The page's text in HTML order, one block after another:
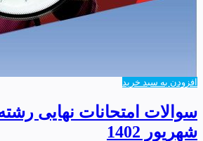
افزودن به سبد خرید
سوالات امتحانات نهایی
شهریور 1402